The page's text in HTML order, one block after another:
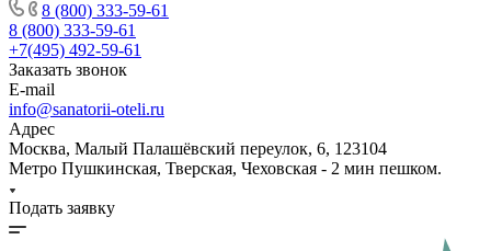
8 (800) 333-59-61
8 (800) 333-59-61
+7(495) 492-59-61
Заказать звонок
E-mail
info@sanatorii-oteli.ru
Адрес
Москва, Малый Палашёвский переулок, 6, 123104
Метро Пушкинская, Тверская, Чеховская - 2 мин пешком.
Подать заявку